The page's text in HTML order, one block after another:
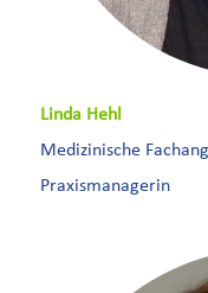
Linda Hehl
Medizinische
Praxismanagerin